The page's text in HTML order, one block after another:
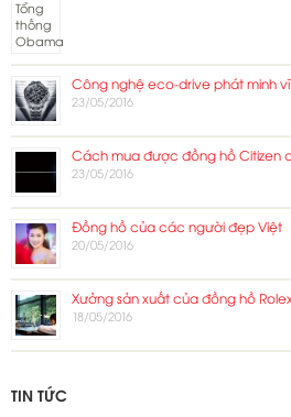
Công nghệ eco-drive phát minh
23/05/2016
Cách mua được đồng hồ Citizen
23/05/2016
Đồng hồ của các người đẹp Việt
20/05/2016
Xưởng sản xuất của đồng hồ
18/05/2016
TIN TỨC